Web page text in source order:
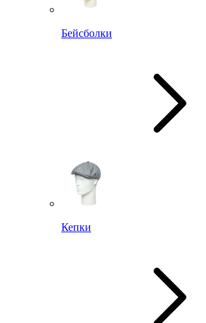
Бейсболки
Кепки